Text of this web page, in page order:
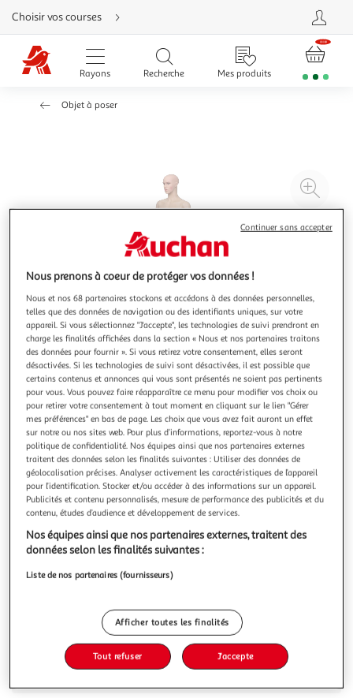
Aller
directement
au
contenu
Aller
directement
Aller
besoin
Choisir vos courses
Rayons Recherche Mes produits
Objet à poser
à
Illustration
précédente
Illustration
suivante
VIDAXL
Mannequin de vitrine Homme A
Ce mannequin complet d'homme peut etre utilise pour
afficher des vetements, des perruques, des ornements ou
des chaussures dans les vitrines. Le mannequin se compose
de 6 pieces assemblees : la tete, le torse, la jambe droite, la
jambe gauche, le bras gauche et le bras droit. La tete et les
bras peu
En savoir +
Afficher le prix
Nous prenons à coeur de protéger vos données !
Nous et nos 68 partenaires stockons et accédons à des données personnelles,
telles que des données de navigation ou des identifiants uniques, sur votre
appareil. Si vous sélectionnez "J'accepte", les technologies de suivi prendront en
charge les finalités affichées dans la section « Nous et nos partenaires traitons
des données pour fournir ». Si vous retirez votre consentement, elles seront
désactivées. Si les technologies de suivi sont désactivées, il est possible que
certains contenus et annonces qui vous sont présentés ne soient pas pertinents
pour vous. Vous pouvez faire réapparaître ce menu pour modifier vos choix ou
pour retirer votre consentement à tout moment en cliquant sur le lien "Gérer
mes préférences" en bas de page. Les choix que vous avez fait auront un effet
sur notre ou nos sites web. Pour plus d’informations, reportez-vous à notre
politique de confidentialité. Nos équipes ainsi que nos partenaires externes
traitent des données selon les finalités suivantes : Utiliser des données de
géolocalisation précises. Analyser activement les caractéristiques de l’appareil
pour l’identification. Stocker et/ou accéder à des informations sur un appareil.
Publicités et contenu personnalisés, mesure de performance des publicités et du
contenu, études d’audience et développement de services.
Nos équipes ainsi que nos partenaires externes, traitent des
données selon les finalités suivantes :
Liste de nos partenaires (fournisseurs)
Afficher toutes les finalités
Tout refuser J'accepte
Continuer sans accepter